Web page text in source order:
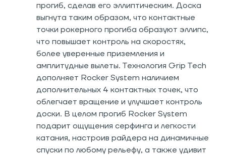
прогиб, сделав его эллиптическим. Доска
выгнута таким образом, что контактные
точки рокерного прогиба образуют эллипс,
что повышает контроль на скоростях,
более уверенные приземления и
амплитудные вылеты. Технология Grip Tech
дополняет Rocker System наличием
дополнительных 4 контактных точек, что
облегчает вращение и улучшает контроль
доски. В целом прогиб Rocker System
подарит ощущения серфинга и легкости
катания, настроив райдера на динамичные
спуски по любому рельефу, а также удивит